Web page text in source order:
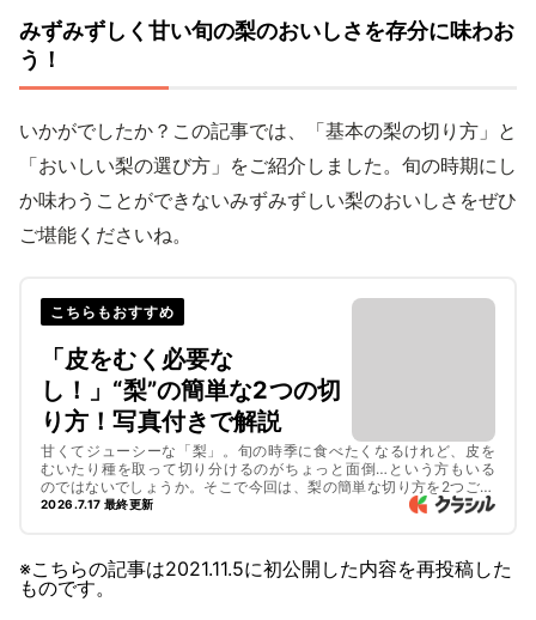
みずみずしく甘い旬の梨のおいしさを存分に味わお
う！
いかがでしたか？この記事では、「基本の梨の切り方」と
「おいしい梨の選び方」をご紹介しました。旬の時期にし
か味わうことができないみずみずしい梨のおいしさをぜひ
ご堪能くださいね。
こちらもおすすめ
「皮をむく必要な
し！」“梨”の簡単な2つの切
り方！写真付きで解説
甘くてジューシーな「梨」。旬の時季に食べたくなるけれど、皮を
むいたり種を取って切り分けるのがちょっと面倒…という方もいる
のではないでしょうか。そこで今回は、梨の簡単な切り方を2つご紹
介します！記事の後半では梨を使ったスイーツレシピもご紹介する
2026.7.17 最終更新
※こちらの記事は2021.11.5に初公開した内容を再投稿した
ものです。